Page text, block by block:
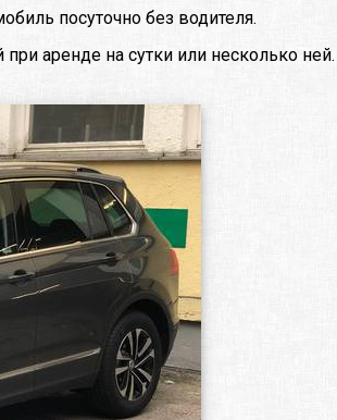
посуточно без водителя.
аренде на сутки или несколько